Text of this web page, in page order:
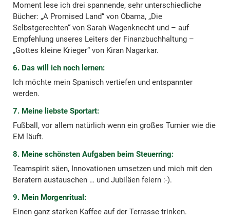
Moment lese ich drei spannende, sehr unterschiedliche
Bücher: „A Promised Land“ von Obama, „Die
Selbstgerechten“ von Sarah Wagenknecht und – auf
Empfehlung unseres Leiters der Finanzbuchhaltung –
„Gottes kleine Krieger“ von Kiran Nagarkar.
6. Das will ich noch lernen:
Ich möchte mein Spanisch vertiefen und entspannter
werden.
7. Meine liebste Sportart:
Fußball, vor allem natürlich wenn ein großes Turnier wie die
EM läuft.
8. Meine schönsten Aufgaben beim Steuerring:
Teamspirit säen, Innovationen umsetzen und mich mit den
Beratern austauschen … und Jubiläen feiern :-).
9. Mein Morgenritual:
Einen ganz starken Kaffee auf der Terrasse trinken.